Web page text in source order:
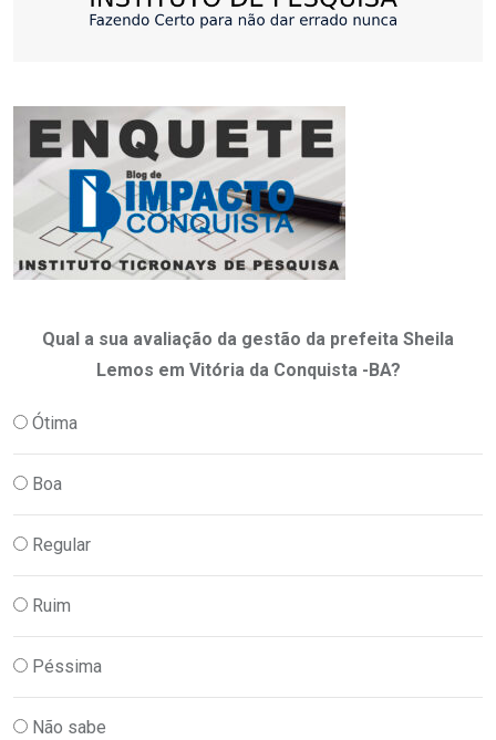
Qual a sua avaliação da gestão da prefeita Sheila
Lemos em Vitória da Conquista -BA?
Ótima
Boa
Regular
Ruim
Péssima
Não sabe